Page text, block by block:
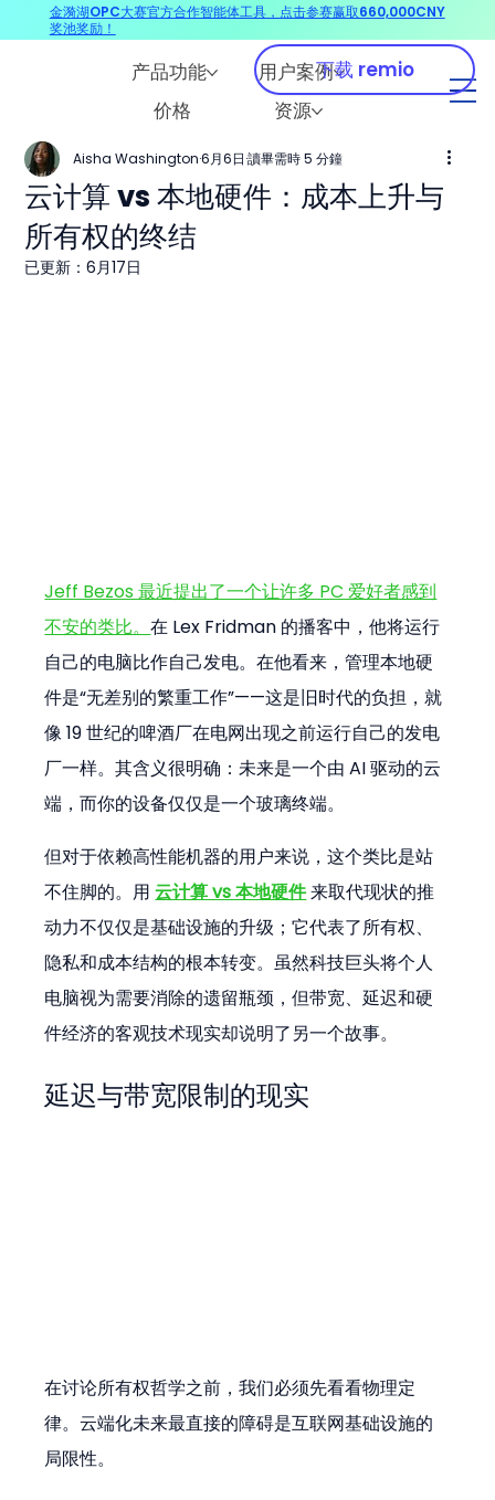
产品功能
用户案例
价格
资源
下载 remio
云计算 vs 本地硬件：成本上升与
所有权的终结
Aisha Washington 6月6日 讀畢需時 5 分鐘
已更新：6月17日
Jeff Bezos 最近提出了一个让许多 PC 爱好者感到
不安的类比。在 Lex Fridman 的播客中，他将运行
自己的电脑比作自己发电。在他看来，管理本地硬
件是“无差别的繁重工作”——这是旧时代的负担，就
像 19 世纪的啤酒厂在电网出现之前运行自己的发电
厂一样。其含义很明确：未来是一个由 AI 驱动的云
端，而你的设备仅仅是一个玻璃终端。
但对于依赖高性能机器的用户来说，这个类比是站
不住脚的。用 云计算 vs 本地硬件 来取代现状的推
动力不仅仅是基础设施的升级；它代表了所有权、
隐私和成本结构的根本转变。虽然科技巨头将个人
电脑视为需要消除的遗留瓶颈，但带宽、延迟和硬
件经济的客观技术现实却说明了另一个故事。
延迟与带宽限制的现实
在讨论所有权哲学之前，我们必须先看看物理定
律。云端化未来最直接的障碍是互联网基础设施的
局限性。
金漪湖OPC大赛官方合作智能体工具，点击参赛赢取660,000CNY
奖池奖励！